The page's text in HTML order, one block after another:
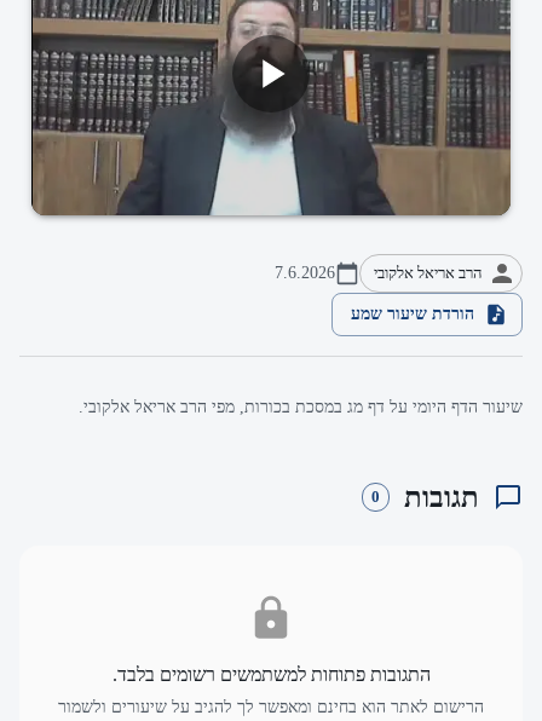
הרב אריאל אלקובי 7.6.2026
הורדת שיעור שמע
שיעור הדף היומי על דף מג במסכת בכורות, מפי הרב אריאל אלקובי.
תגובות 0
התגובות פתוחות למשתמשים רשומים בלבד.
הרישום לאתר הוא בחינם ומאפשר לך להגיב על שיעורים ולשמור